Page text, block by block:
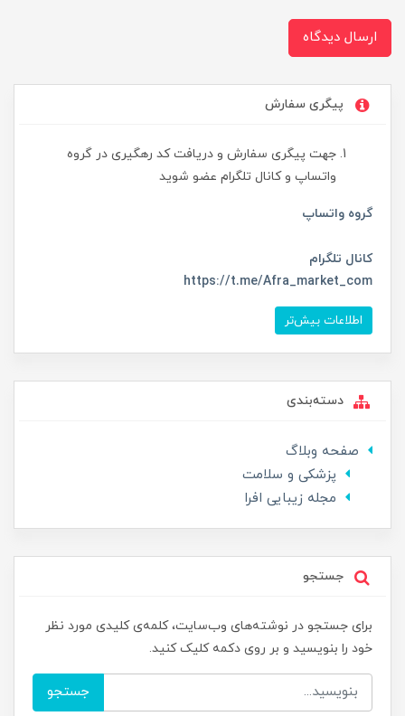
ارسال دیدگاه
پیگری سفارش
جهت پیگری سفارش و دریافت کد رهگیری در گروه
واتساپ و کانال تلگرام عضو شوید
گروه واتساپ
کانال تلگرام
https://t.me/Afra_market_com
اطلاعات بیش‌تر
دسته‌بندی
صفحه وبلاگ
پزشکی و سلامت
مجله زیبایی افرا
جستجو
برای جستجو در نوشته‌های وب‌سایت، کلمه‌ی کلیدی مورد نظر
خود را بنویسید و بر روی دکمه کلیک کنید.
جستجو